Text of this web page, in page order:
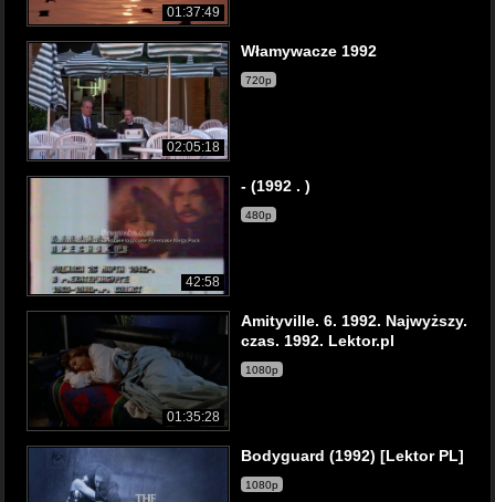
01:37:49
02:05:18
Włamywacze 1992
720p
42:58
- (1992 . )
480p
01:35:28
Amityville. 6. 1992. Najwyższy.
czas. 1992. Lektor.pl
1080p
Bodyguard (1992) [Lektor PL]
1080p